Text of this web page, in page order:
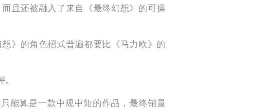
且还被融入了来自《最终幻想》的可操
》的角色招式普遍都要比《马力欧》的
能算是一款中规中矩的作品，最终销量